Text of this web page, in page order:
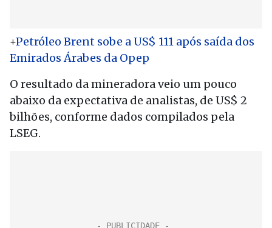
+Petróleo Brent sobe a US$ 111 após saída dos
Emirados Árabes da Opep
O resultado da mineradora veio um pouco
abaixo da expectativa de analistas, de US$ 2
bilhões, conforme dados compilados pela
LSEG.